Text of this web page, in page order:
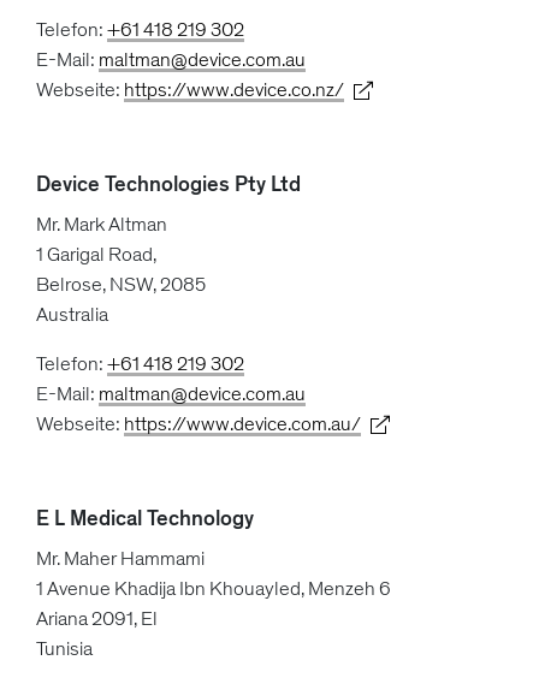
Telefon:+61 418 219 302
E-Mail: maltman@device.com.au
Webseite: https://www.device.co.nz/
Device Technologies Pty Ltd
Mr. Mark Altman
1 Garigal Road,
Belrose, NSW, 2085
Australia
Telefon:+61 418 219 302
E-Mail: maltman@device.com.au
Webseite: https://www.device.com.au/
E L Medical Technology
Mr. Maher Hammami
1 Avenue Khadija Ibn Khouayled, Menzeh 6
Ariana 2091, El
Tunisia